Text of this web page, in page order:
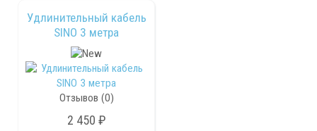
Удлинительный кабель
SINO 3 метра
Отзывов (0)
2 450 ₽